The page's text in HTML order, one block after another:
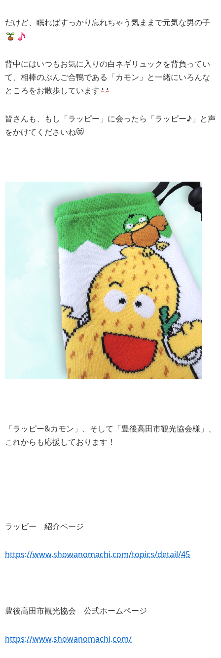
だけど、眠ればすっかり忘れちゃう気ままで元気な男の子
背中にはいつもお気に入りの白ネギリュックを背負ってい
て、相棒のぶんご合鴨である「カモン」と一緒にいろんな
ところをお散歩しています
皆さんも、もし「ラッピー」に会ったら「ラッピー♪」と声
をかけてくださいね😻
「ラッピー&カモン」、そして「豊後高田市観光協会様」、
これからも応援しております！
ラッピー 紹介ページ
https://www.showanomachi.com/topics/detail/45
豊後高田市観光協会 公式ホームページ
https://www.showanomachi.com/